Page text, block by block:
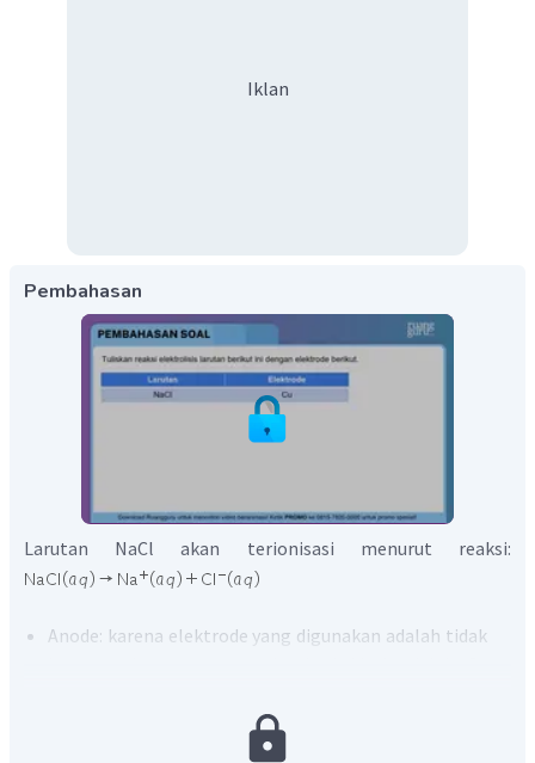
Iklan
Pembahasan
Larutan NaCl akan terionisasi menurut reaksi:
Anode: karena elektrode yang digunakan adalah tidak
Katode: karena Na merupakan logam aktif, maka
yang mengalami reduksi adalah air sebagai pelarut.